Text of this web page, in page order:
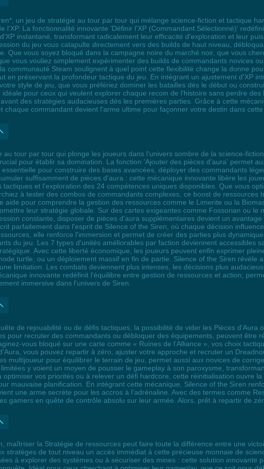
un jeu de stratégie au tour par tour qui mélange science-fiction et tactique
l'XP. La fonctionnalité innovante 'Définir l'XP (Commandant Sélectionné)'
instantané, transformant radicalement leur efficacité d'exploration et leur
du jeu vous catapulte directement vers des builds de haut niveau,
Que vous soyez bloqué dans la campagne noire du marché noir, que vous
vous vouliez simplement expérimenter des builds de commandants novices
communauté Steam soulignent à quel point cette flexibilité change la donne
en préservant la profondeur tactique du jeu. En intégrant un ajustement d'XP
style de jeu, que vous préfériez dominer les batailles dès le début ou
pour ceux qui veulent explorer chaque recoin de l'histoire sans perdre
des stratégies audacieuses dès les premières parties. Grâce à cette
commandant devient l'arme ultime pour façonner votre destin dans cette
au tour par tour qui plonge les joueurs dans l'univers sombre de la science-
pour établir sa domination. La fonction 'Ajouter des pièces d'aura' permet
pour construire des bases avancées, déployer des commandants
suffisamment de pièces d'aura : cette mécanique innovante libère les
et l'exploration des 24 compétences uniques disponibles. Que vous
à tester des combos de commandants complexes, ce boost de ressources
aide pour comprendre la gestion des ressources comme le Limerite ou la
leur stratégie globale. Sur des cartes exigeantes comme Fossorian ou le
constante, disposer de pièces d'aura supplémentaires devient un
parfaitement dans l'esprit de Silence of the Siren, où chaque décision
elle renforce l'immersion et permet de créer des parties plus
du jeu. Les 7 types d'unités améliorables par faction deviennent accessibles
Avec cette liberté économique, les joueurs peuvent enfin exprimer
turtle, ou un déploiement massif en fin de partie. Silence of the Siren révèle
limitation. Les combats deviennent plus intenses, les décisions plus
innovante redéfinit l'équilibre entre gestion de ressources et action,
immersive dans l'univers de Siren.
de rejouabilité ou de défis tactiques, la possibilité de vider les Pièces d'Aura
pour recruter des commandants ou débloquer des équipements, peuvent être
vous bloqué sur une carte comme « Ruines de l’Alliance », vos choix
vous pouvez repartir à zéro, ajuster votre approche et recruter un
multijoueur pour équilibrer le terrain de jeu, permet aussi aux novices de
y voient un moyen de pousser le gameplay à son paroxysme,
vos priorités ou à relever un défi hardcore, cette réinitialisation ouvre la
mauvaise planification. En intégrant cette mécanique, Silence of the Siren
une arme secrète pour les accros à l’adrénaline. Avec des termes comme
gamers en quête de contrôle absolu sur leur armée. Alors, prêt à repartir de
maîtriser la Stratégie de ressources peut faire toute la différence entre une
stratèges de tout niveau un accès immédiat à cette précieuse monnaie de
à explorer des systèmes ou à sécuriser des mines : cette solution innovante